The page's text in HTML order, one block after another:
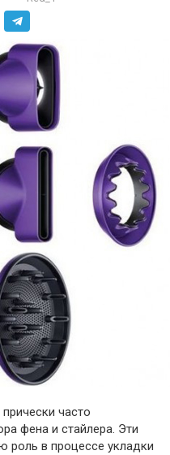
часто
фена и стайлера. Эти
роль в процессе укладки